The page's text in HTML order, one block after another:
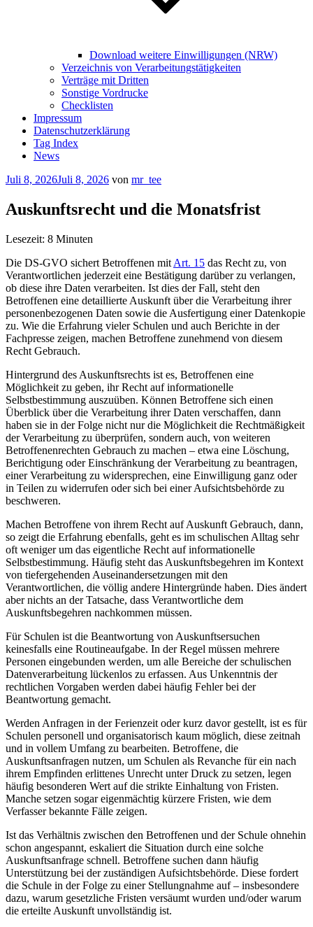
Download weitere Einwilligungen (NRW)
Verzeichnis von Verarbeitungstätigkeiten
Verträge mit Dritten
Sonstige Vordrucke
Checklisten
Impressum
Datenschutzerklärung
Tag Index
News
Veröffentlicht
Juli 8, 2026Juli 8, 2026 von mr_tee
Auskunftsrecht und die Monatsfrist
Lesezeit: 8 Minuten
Die DS-GVO sichert Betroffenen mit Art. 15 das Recht zu, von
Verantwortlichen jederzeit eine Bestätigung darüber zu verlangen,
ob diese ihre Daten verarbeiten. Ist dies der Fall, steht den
Betroffenen eine detaillierte Auskunft über die Verarbeitung ihrer
personenbezogenen Daten sowie die Ausfertigung einer Datenkopie
zu. Wie die Erfahrung vieler Schulen und auch Berichte in der
Fachpresse zeigen, machen Betroffene zunehmend von diesem
Recht Gebrauch.
Hintergrund des Auskunftsrechts ist es, Betroffenen eine
Möglichkeit zu geben, ihr Recht auf informationelle
Selbstbestimmung auszuüben. Können Betroffene sich einen
Überblick über die Verarbeitung ihrer Daten verschaffen, dann
haben sie in der Folge nicht nur die Möglichkeit die Rechtmäßigkeit
der Verarbeitung zu überprüfen, sondern auch, von weiteren
Betroffenenrechten Gebrauch zu machen – etwa eine Löschung,
Berichtigung oder Einschränkung der Verarbeitung zu beantragen,
einer Verarbeitung zu widersprechen, eine Einwilligung ganz oder
in Teilen zu widerrufen oder sich bei einer Aufsichtsbehörde zu
beschweren.
Machen Betroffene von ihrem Recht auf Auskunft Gebrauch, dann,
so zeigt die Erfahrung ebenfalls, geht es im schulischen Alltag sehr
oft weniger um das eigentliche Recht auf informationelle
Selbstbestimmung. Häufig steht das Auskunftsbegehren im Kontext
von tiefergehenden Auseinandersetzungen mit den
Verantwortlichen, die völlig andere Hintergründe haben. Dies ändert
aber nichts an der Tatsache, dass Verantwortliche dem
Auskunftsbegehren nachkommen müssen.
Für Schulen ist die Beantwortung von Auskunftsersuchen
keinesfalls eine Routineaufgabe. In der Regel müssen mehrere
Personen eingebunden werden, um alle Bereiche der schulischen
Datenverarbeitung lückenlos zu erfassen. Aus Unkenntnis der
rechtlichen Vorgaben werden dabei häufig Fehler bei der
Beantwortung gemacht.
Werden Anfragen in der Ferienzeit oder kurz davor gestellt, ist es für
Schulen personell und organisatorisch kaum möglich, diese zeitnah
und in vollem Umfang zu bearbeiten. Betroffene, die
Auskunftsanfragen nutzen, um Schulen als Revanche für ein nach
ihrem Empfinden erlittenes Unrecht unter Druck zu setzen, legen
häufig besonderen Wert auf die strikte Einhaltung von Fristen.
Manche setzen sogar eigenmächtig kürzere Fristen, wie dem
Verfasser bekannte Fälle zeigen.
Ist das Verhältnis zwischen den Betroffenen und der Schule ohnehin
schon angespannt, eskaliert die Situation durch eine solche
Auskunftsanfrage schnell. Betroffene suchen dann häufig
Unterstützung bei der zuständigen Aufsichtsbehörde. Diese fordert
die Schule in der Folge zu einer Stellungnahme auf – insbesondere
dazu, warum gesetzliche Fristen versäumt wurden und/oder warum
die erteilte Auskunft unvollständig ist.